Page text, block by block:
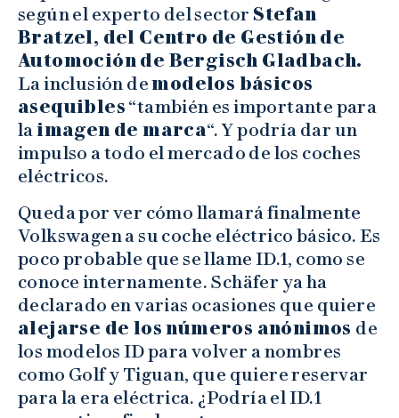
según el experto del sector Stefan
Bratzel, del Centro de Gestión de
Automoción de Bergisch Gladbach.
La inclusión demodelos básicos
asequibles “también es importante para
laimagen de marca“. Y podría dar un
impulso a todo el mercado de los coches
eléctricos.
Queda por ver cómo llamará finalmente
Volkswagen a su coche eléctrico básico. Es
poco probable que se llame ID.1, como se
conoce internamente. Schäfer ya ha
declarado en varias ocasiones que quiere
alejarse de los números anónimos de
los modelos ID para volver a nombres
como Golf y Tiguan, que quiere reservar
para la era eléctrica. ¿Podría el ID.1